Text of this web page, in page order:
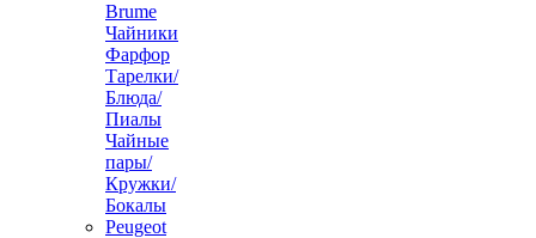
Brume
Чайники
Фарфор
Тарелки/
Блюда/
Пиалы
Чайные
пары/
Кружки/
Бокалы
Peugeot